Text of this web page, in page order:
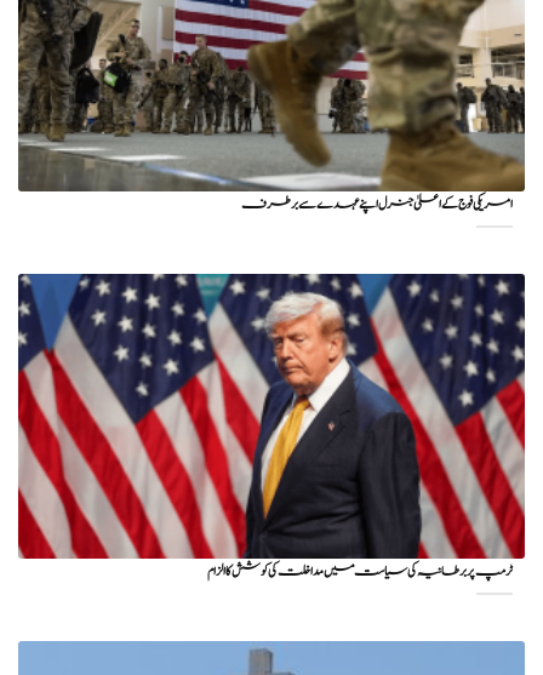
امریکی فوج کے اعلیٰ جنرل اپنے عہدے سے برطرف
ٹرمپ پر برطانیہ کی سیاست میں مداخلت کی کوشش کا الزام